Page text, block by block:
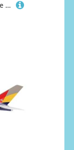
RHUIMEI for 1/12 Nehmen Sie Das Eisensimulationslegierungs-Lokomotive-Lenkstoß-Motorrad-Modellspielzeug for Kindersammlungsornamente Exquisite(Blue)